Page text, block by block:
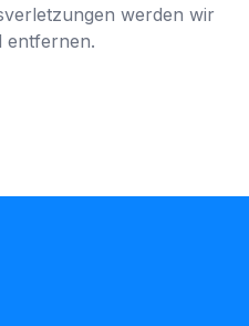
werden wir
entfernen.